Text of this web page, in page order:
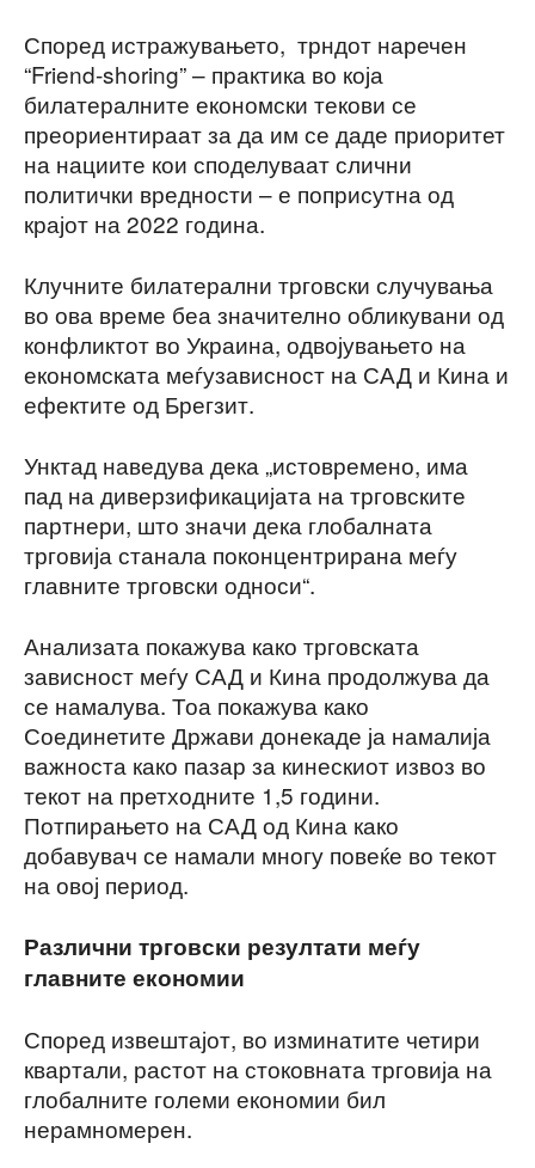
Според истражувањето, трндот наречен
“Friend-shoring” – практика во која
билатералните економски текови се
преориентираат за да им се даде приоритет
на нациите кои споделуваат слични
политички вредности – е поприсутна од
крајот на 2022 година.
Клучните билатерални трговски случувања
во ова време беа значително обликувани од
конфликтот во Украина, одвојувањето на
економската меѓузависност на САД и Кина и
ефектите од Брегзит.
Унктад наведува дека „истовремено, има
пад на диверзификацијата на трговските
партнери, што значи дека глобалната
трговија станала поконцентрирана меѓу
главните трговски односи“.
Анализата покажува како трговската
зависност меѓу САД и Кина продолжува да
се намалува. Тоа покажува како
Соединетите Држави донекаде ја намалија
важноста како пазар за кинескиот извоз во
текот на претходните 1,5 години.
Потпирањето на САД од Кина како
добавувач се намали многу повеќе во текот
на овој период.
Различни трговски резултати меѓу
главните економии
Според извештајот, во изминатите четири
квартали, растот на стоковната трговија на
глобалните големи економии бил
нерамномерен.